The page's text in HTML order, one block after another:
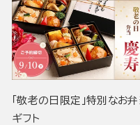
「敬老の日限定」特別なお
ギフト